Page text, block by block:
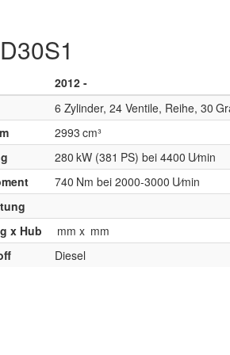
2012 -
6 Zylinder, 24 Ventile, Reihe, 30
2993 cm³
280 kW (381 PS) bei 4400 U⁄min
740 Nm bei 2000-3000 U⁄min
x Hub
mm x mm
Diesel